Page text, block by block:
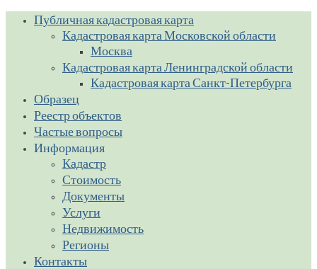
Публичная кадастровая карта
Кадастровая карта Московской области
Москва
Кадастровая карта Ленинградской области
Кадастровая карта Санкт-Петербурга
Образец
Реестр объектов
Частые вопросы
Информация
Кадастр
Стоимость
Документы
Услуги
Недвижимость
Регионы
Контакты